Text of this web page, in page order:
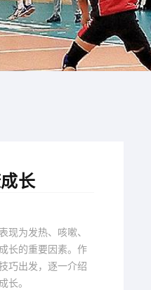
长
现为发热、咳嗽、
长的重要因素。作
巧出发，逐一介绍
长。